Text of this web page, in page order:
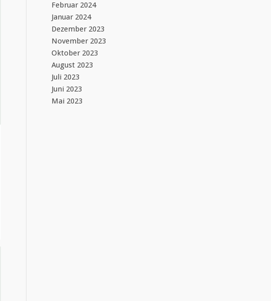
Februar 2024
Januar 2024
Dezember 2023
November 2023
Oktober 2023
August 2023
Juli 2023
Juni 2023
Mai 2023